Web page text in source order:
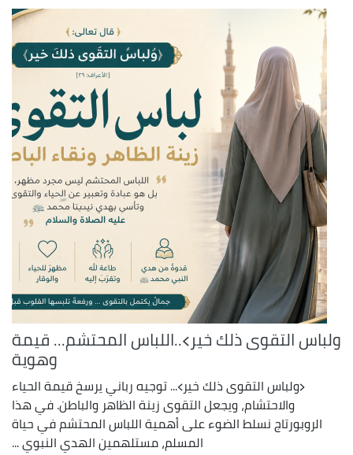
ولباس التقوى ذلك خير﴾..اللباس المحتشم... قيمة
وهوية
﴿ولباس التقوى ذلك خير﴾... توجيه رباني يرسخ قيمة الحياء
والاحتشام، ويجعل التقوى زينة الظاهر والباطن. في هذا
الروبورتاج نسلط الضوء على أهمية اللباس المحتشم في حياة
المسلم، مستلهمين الهدي النبوي ...